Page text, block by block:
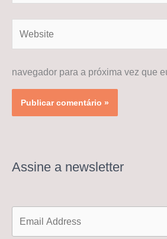
navegador para a próxima vez que
Assine a newsletter